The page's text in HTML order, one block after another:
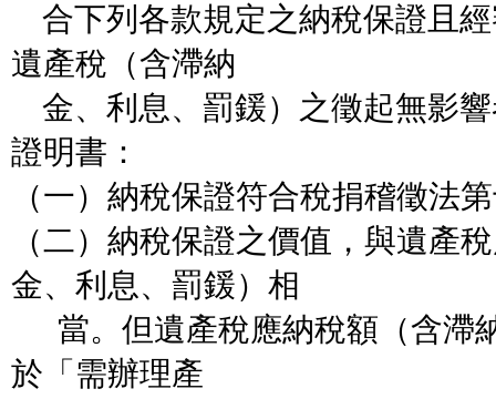
合下列各款規定之納稅保證且
遺產稅（含滯納
金、利息、罰鍰）之徵起無影
證明書：
（一）納稅保證符合稅捐稽徵法
（二）納稅保證之價值，與遺產
金、利息、罰鍰）相
當。但遺產稅應納稅額（含滯
於「需辦理產